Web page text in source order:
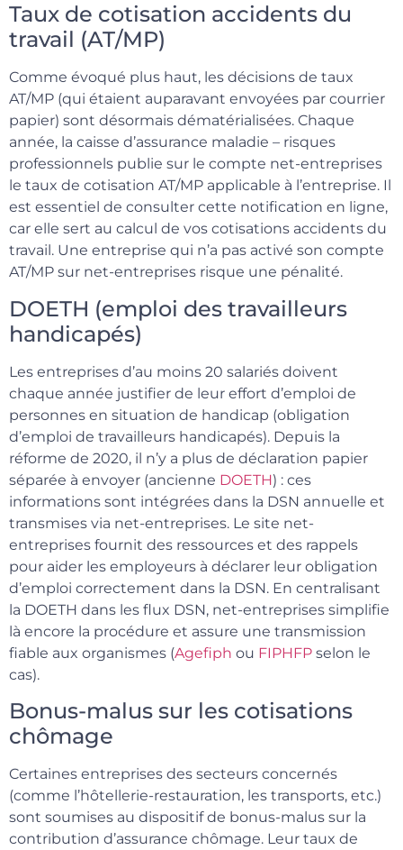
Taux de cotisation accidents du
travail (AT/MP)
Comme évoqué plus haut, les décisions de taux
AT/MP (qui étaient auparavant envoyées par courrier
papier) sont désormais dématérialisées. Chaque
année, la caisse d’assurance maladie – risques
professionnels publie sur le compte net-entreprises
le taux de cotisation AT/MP applicable à l’entreprise. Il
est essentiel de consulter cette notification en ligne,
car elle sert au calcul de vos cotisations accidents du
travail. Une entreprise qui n’a pas activé son compte
AT/MP sur net-entreprises risque une pénalité.
DOETH (emploi des travailleurs
handicapés)
Les entreprises d’au moins 20 salariés doivent
chaque année justifier de leur effort d’emploi de
personnes en situation de handicap (obligation
d’emploi de travailleurs handicapés). Depuis la
réforme de 2020, il n’y a plus de déclaration papier
séparée à envoyer (ancienne DOETH) : ces
informations sont intégrées dans la DSN annuelle et
transmises via net-entreprises. Le site net-
entreprises fournit des ressources et des rappels
pour aider les employeurs à déclarer leur obligation
d’emploi correctement dans la DSN. En centralisant
la DOETH dans les flux DSN, net-entreprises simplifie
là encore la procédure et assure une transmission
fiable aux organismes (Agefiph ou FIPHFP selon le
cas).
Bonus-malus sur les cotisations
chômage
Certaines entreprises des secteurs concernés
(comme l’hôtellerie-restauration, les transports, etc.)
sont soumises au dispositif de bonus-malus sur la
contribution d’assurance chômage. Leur taux de